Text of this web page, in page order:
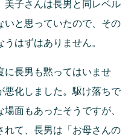
美子さんは長男と同レベル
いと思っていたので、その
はずはありません。
に長男も黙ってはいませ
悪化しました。駆け落ちで
面もあったそうですが、
れて、長男は「お母さんの